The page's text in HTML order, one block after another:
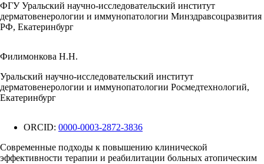
ФГУ Уральский научно-исследовательский институт
дерматовенерологии и иммунопатологии Минздравсоцразвития
РФ, Екатеринбург
Филимонкова Н.Н.
Уральский научно-исследовательский институт
дерматовенерологии и иммунопатологии Росмедтехнологий,
Екатеринбург
ORCID: 0000-0003-2872-3836
Современные подходы к повышению клинической
эффективности терапии и реабилитации больных атопическим